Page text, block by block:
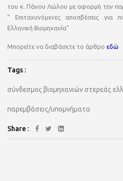
του κ. Πάνου Λώλου με αφορμή την
" Επιταχυνόμενες αποσβέσεις για
Ελληνική Βιομηχανία"
Μπορείτε να διαβάσετε το άρθρο εδώ
Tags :
σύνδεσμος βιομηχανιών στερεάς
παρεμβάσεις/υπομνήματα
Share :